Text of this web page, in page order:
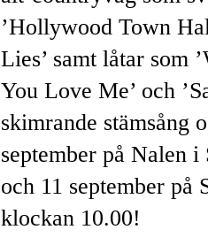
’Hollywood Town
Lies’ samt låtar som
You Love Me’ och
skimrande stämsång
september på Nalen
och 11 september
klockan 10.00!